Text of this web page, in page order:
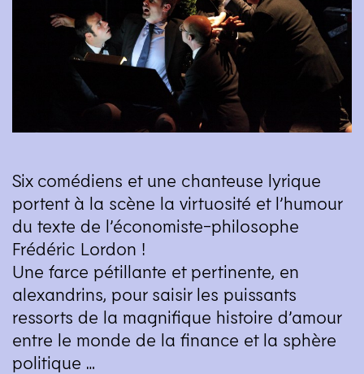
Six comédiens et une chanteuse lyrique
portent à la scène la virtuosité et l’humour
du texte de l’économiste-philosophe
Frédéric Lordon !
Une farce pétillante et pertinente, en
alexandrins, pour saisir les puissants
ressorts de la magnifique histoire d’amour
entre le monde de la finance et la sphère
politique …